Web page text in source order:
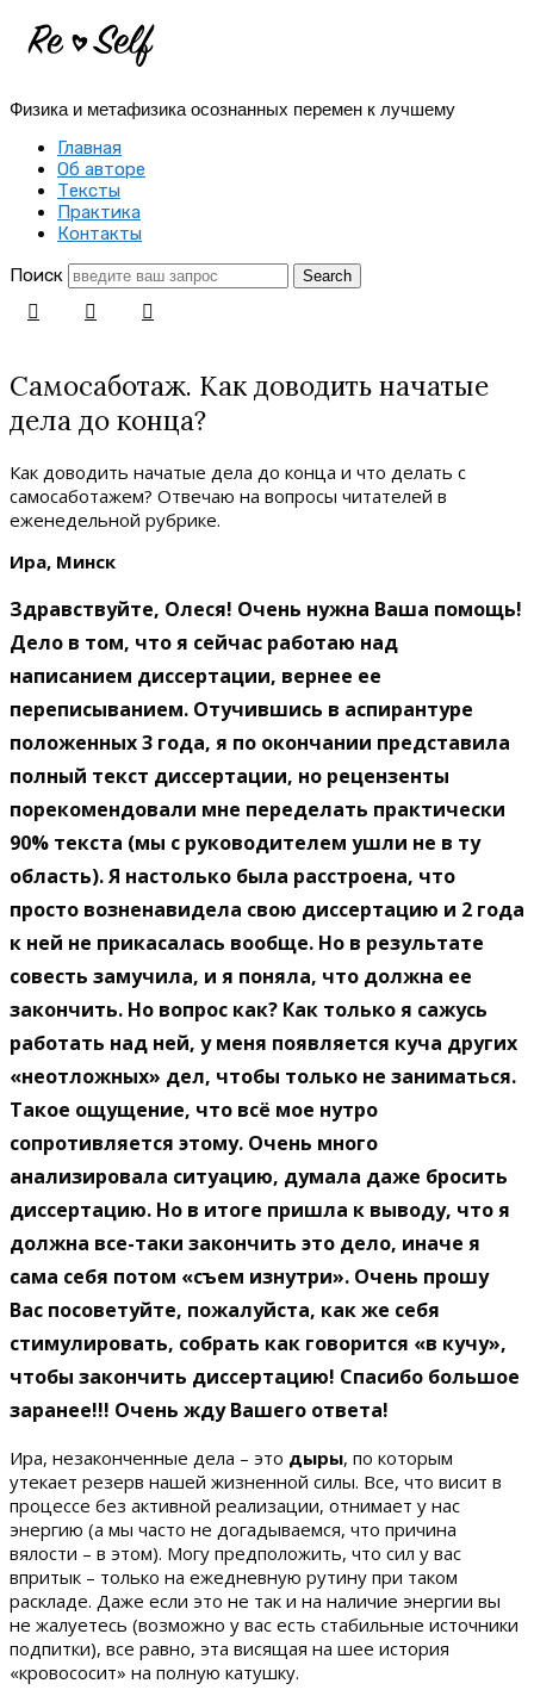
Re-
|
Создай
себя
заново
Физика и метафизика осознанных перемен к лучшему
Главная
Об авторе
Тексты
Практика
Контакты
Поиск
Самосаботаж. Как доводить начатые
дела до конца?
Как доводить начатые дела до конца и что делать с
самосаботажем? Отвечаю на вопросы читателей в
еженедельной рубрике.
Ира, Минск
Здравствуйте, Олеся! Очень нужна Ваша помощь!
Дело в том, что я сейчас работаю над
написанием диссертации, вернее ее
переписыванием. Отучившись в аспирантуре
положенных 3 года, я по окончании представила
полный текст диссертации, но рецензенты
порекомендовали мне переделать практически
90% текста (мы с руководителем ушли не в ту
область). Я настолько была расстроена, что
просто возненавидела свою диссертацию и 2 года
к ней не прикасалась вообще. Но в результате
совесть замучила, и я поняла, что должна ее
закончить. Но вопрос как? Как только я сажусь
работать над ней, у меня появляется куча других
«неотложных» дел, чтобы только не заниматься.
Такое ощущение, что всё мое нутро
сопротивляется этому. Очень много
анализировала ситуацию, думала даже бросить
диссертацию. Но в итоге пришла к выводу, что я
должна все-таки закончить это дело, иначе я
сама себя потом «съем изнутри». Очень прошу
Вас посоветуйте, пожалуйста, как же себя
стимулировать, собрать как говорится «в кучу»,
чтобы закончить диссертацию! Спасибо большое
заранее!!! Очень жду Вашего ответа!
Ира, незаконченные дела – это дыры, по которым
утекает резерв нашей жизненной силы. Все, что висит в
процессе без активной реализации, отнимает у нас
энергию (а мы часто не догадываемся, что причина
вялости – в этом). Могу предположить, что сил у вас
впритык – только на ежедневную рутину при таком
раскладе. Даже если это не так и на наличие энергии вы
не жалуетесь (возможно у вас есть стабильные источники
подпитки), все равно, эта висящая на шее история
«кровососит» на полную катушку.